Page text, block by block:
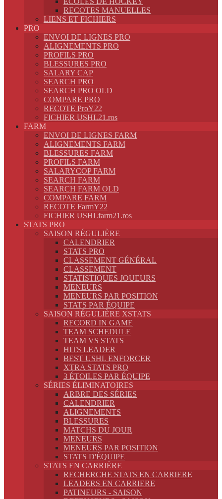
RECOTES MANUELLES
LIENS ET FICHIERS
PRO
ENVOI DE LIGNES PRO
ALIGNEMENTS PRO
PROFILS PRO
BLESSURES PRO
SALARY CAP
SEARCH PRO
SEARCH PRO OLD
COMPARE PRO
RECOTE ProY22
FICHIER USHL21.ros
FARM
ENVOI DE LIGNES FARM
ALIGNEMENTS FARM
BLESSURES FARM
PROFILS FARM
SALARYCOP FARM
SEARCH FARM
SEARCH FARM OLD
COMPARE FARM
RECOTE FarmY22
FICHIER USHLfarm21.ros
STATS PRO
SAISON RÉGULIÈRE
CALENDRIER
STATS PRO
CLASSEMENT GÉNÉRAL
CLASSEMENT
STATISTIQUES JOUEURS
MENEURS
MENEURS PAR POSITION
STATS PAR ÉQUIPE
SAISON RÉGULIÈRE XSTATS
RECORD IN GAME
TEAM SCHEDULE
TEAM VS STATS
HITS LEADER
BEST USHL ENFORCER
XTRA STATS PRO
3 ÉTOILES PAR ÉQUIPE
SÉRIES ÉLIMINATOIRES
ARBRE DES SÉRIES
CALENDRIER
ALIGNEMENTS
BLESSURES
MATCHS DU JOUR
MENEURS
MENEURS PAR POSITION
STATS D'ÉQUIPE
STATS EN CARRIÈRE
RECHERCHE STATS EN CARRIERE
LEADERS EN CARRIERE
PATINEURS - SAISON